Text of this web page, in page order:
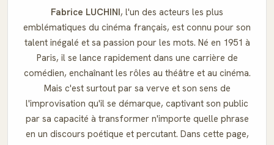
Fabrice LUCHINI, l'un des acteurs les plus
emblématiques du cinéma français, est connu pour son
talent inégalé et sa passion pour les mots. Né en 1951 à
Paris, il se lance rapidement dans une carrière de
comédien, enchaînant les rôles au théâtre et au cinéma.
Mais c'est surtout par sa verve et son sens de
l'improvisation qu'il se démarque, captivant son public
par sa capacité à transformer n'importe quelle phrase
en un discours poétique et percutant. Dans cette page,